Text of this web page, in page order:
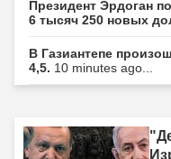
Президент Эрдоган
6 тысяч 250 новых
В Газиантепе
4,5. 10 minutes ago...